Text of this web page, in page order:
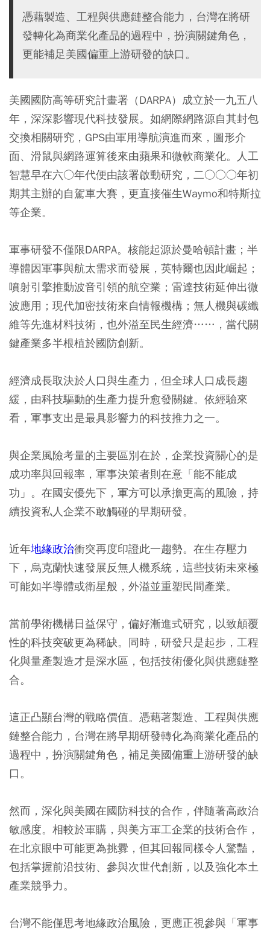
憑藉製造、工程與供應鏈整合能力，台灣在將研
發轉化為商業化產品的過程中，扮演關鍵角色，
更能補足美國偏重上游研發的缺口。
美國國防高等研究計畫署（DARPA）成立於一九五八
年，深深影響現代科技發展。如網際網路源自其封包
交換相關研究，GPS由軍用導航演進而來，圖形介
面、滑鼠與網路運算後來由蘋果和微軟商業化。人工
智慧早在六○年代便由該署啟動研究，二○○○年初
期其主辦的自駕車大賽，更直接催生Waymo和特斯拉
等企業。
軍事研發不僅限DARPA。核能起源於曼哈頓計畫；半
導體因軍事與航太需求而發展，英特爾也因此崛起；
噴射引擎推動波音引領的航空業；雷達技術延伸出微
波應用；現代加密技術來自情報機構；無人機與碳纖
維等先進材料技術，也外溢至民生經濟……，當代關
鍵產業多半根植於國防創新。
經濟成長取決於人口與生產力，但全球人口成長趨
緩，由科技驅動的生產力提升愈發關鍵。依經驗來
看，軍事支出是最具影響力的科技推力之一。
與企業風險考量的主要區別在於，企業投資關心的是
成功率與回報率，軍事決策者則在意「能不能成
功」。在國安優先下，軍方可以承擔更高的風險，持
續投資私人企業不敢觸碰的早期研發。
近年地緣政治衝突再度印證此一趨勢。在生存壓力
下，烏克蘭快速發展反無人機系統，這些技術未來極
可能如半導體或衛星般，外溢並重塑民間產業。
當前學術機構日益保守，偏好漸進式研究，以致顛覆
性的科技突破更為稀缺。同時，研發只是起步，工程
化與量產製造才是深水區，包括技術優化與供應鏈整
合。
這正凸顯台灣的戰略價值。憑藉著製造、工程與供應
鏈整合能力，台灣在將早期研發轉化為商業化產品的
過程中，扮演關鍵角色，補足美國偏重上游研發的缺
口。
然而，深化與美國在國防科技的合作，伴隨著高政治
敏感度。相較於軍購，與美方軍工企業的技術合作，
在北京眼中可能更為挑釁，但其回報同樣令人驚豔，
包括掌握前沿技術、參與次世代創新，以及強化本土
產業競爭力。
台灣不能僅思考地緣政治風險，更應正視參與「軍事